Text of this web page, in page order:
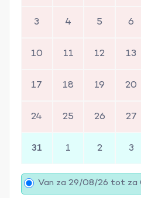
3 4 5 6
10 11 12 13
17 18 19 20
24 25 26 27
31 1 2 3
Van za 29/08/26 tot